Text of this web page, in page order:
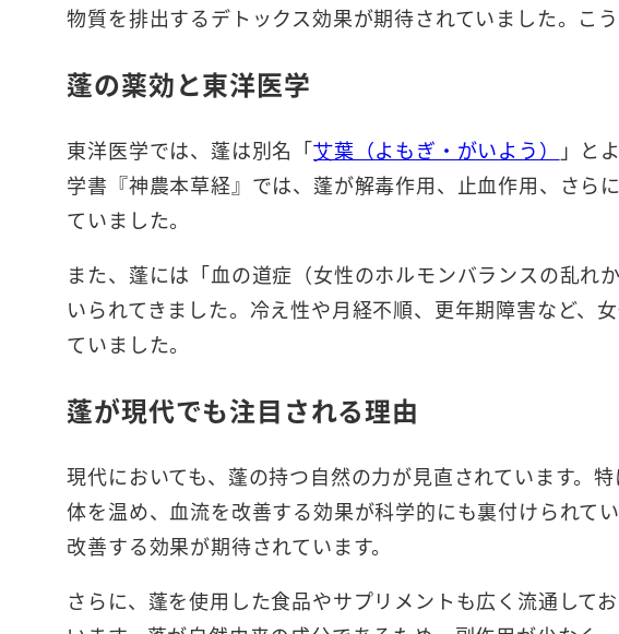
物質を排出するデトックス効果が期待されていました。こ
蓬の薬効と東洋医学
東洋医学では、蓬は別名「艾葉（よもぎ・がいよう）
」と
学書『神農本草経』では、蓬が解毒作用、止血作用、さら
ていました。
また、蓬には「血の道症（女性のホルモンバランスの乱
いられてきました。冷え性や月経不順、更年期障害など、
ていました。
蓬が現代でも注目される理由
現代においても、蓬の持つ自然の力が見直されています。
体を温め、血流を改善する効果が科学的にも裏付けられて
改善する効果が期待されています。
さらに、蓬を使用した食品やサプリメントも広く流通して